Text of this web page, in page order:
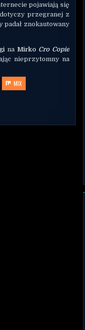
pojawiają się
przegranej z
znokautowany
na Mirko Cro Copie
nieprzytomny na
MIX